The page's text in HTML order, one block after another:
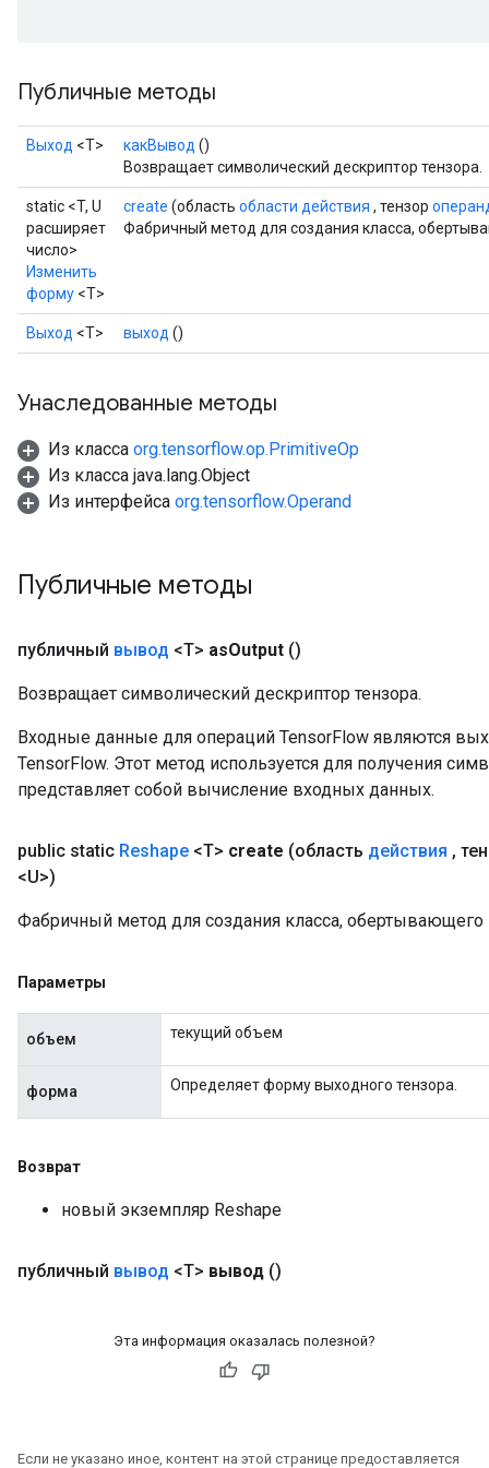
Публичные методы
Выход <Т> какВывод ()
Возвращает символический дескриптор тензора.
static <T, U
расширяет
число>
Изменить
форму <T>
create (область области действия , тензор
Фабричный метод для создания класса,
Выход <Т> выход ()
Унаследованные методы
Из класса org.tensorflow.op.PrimitiveOp
Из класса java.lang.Object
Из интерфейса org.tensorflow.Operand
Публичные методы
публичный вывод <T> asOutput ()
Возвращает символический дескриптор тензора.
Входные данные для операций TensorFlow являются
TensorFlow. Этот метод используется для получения
представляет собой вычисление входных данных.
public static Reshape <T> create (область действия ,
<U>)
Фабричный метод для создания класса,
Параметры
объем текущий объем
форма Определяет форму выходного тензора.
Возврат
новый экземпляр Reshape
публичный вывод <T> вывод ()
Эта информация оказалась полезной?
Если не указано иное, контент на этой странице предоставляется